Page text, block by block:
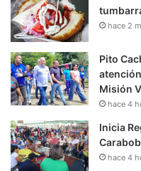
hace 2
Pito
Misión
hace 4
Inicia
hace 4